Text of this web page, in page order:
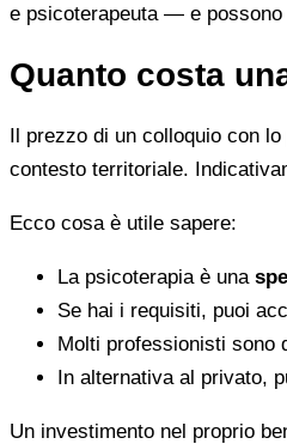
e psicoterapeuta — e
Quanto costa
Il prezzo di un colloquio con
contesto territoriale.
Ecco cosa è utile sapere:
La psicoterapia è una
Se hai i requisiti, puoi
Molti professionisti sono
In alternativa al privato,
Un investimento nel proprio